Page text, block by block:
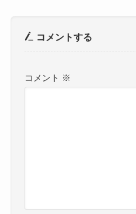
コメントする
コメント ※